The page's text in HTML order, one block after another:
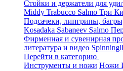
Стойки и держатели для
Middy Trabucco Salmo Три
Подсачеки, липгрипы,
Kosadaka Sabaneev Salmo
Фирменная и сувенирная
литература и видео
Перейти в категорию
Инструменты и ножи Ножи